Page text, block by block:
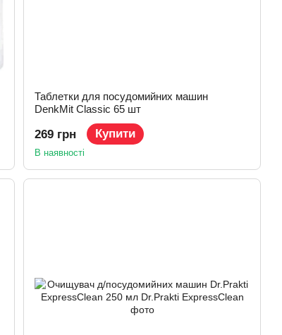
Таблетки для посудомийних машин
DenkMit Classic 65 шт
269 грн Купити
В наявності